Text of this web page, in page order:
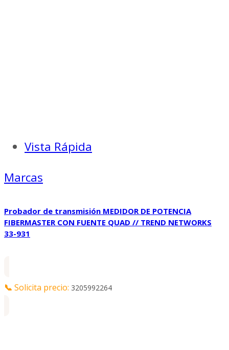
Vista Rápida
Marcas
Probador de transmisión MEDIDOR DE POTENCIA
FIBERMASTER CON FUENTE QUAD // TREND NETWORKS
33-931
📞 Solicita precio: 3205992264